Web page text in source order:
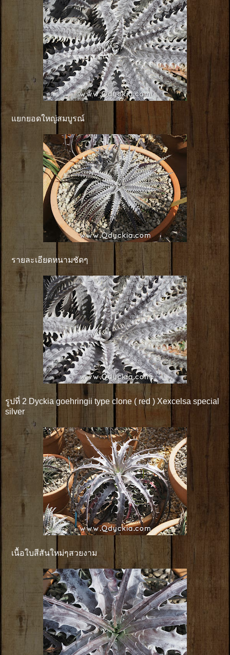
แยกยอดใหญ่สมบูรณ์
รายละเอียดหนามชัดๆ
รูปที่ 2 Dyckia goehringii type clone ( red ) Xexcelsa special
silver
เนื้อใบสีสันใหม่ๆสวยงาม